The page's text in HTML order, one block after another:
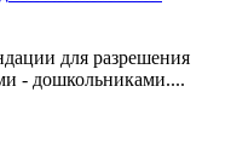
для разрешения
- дошкольниками....